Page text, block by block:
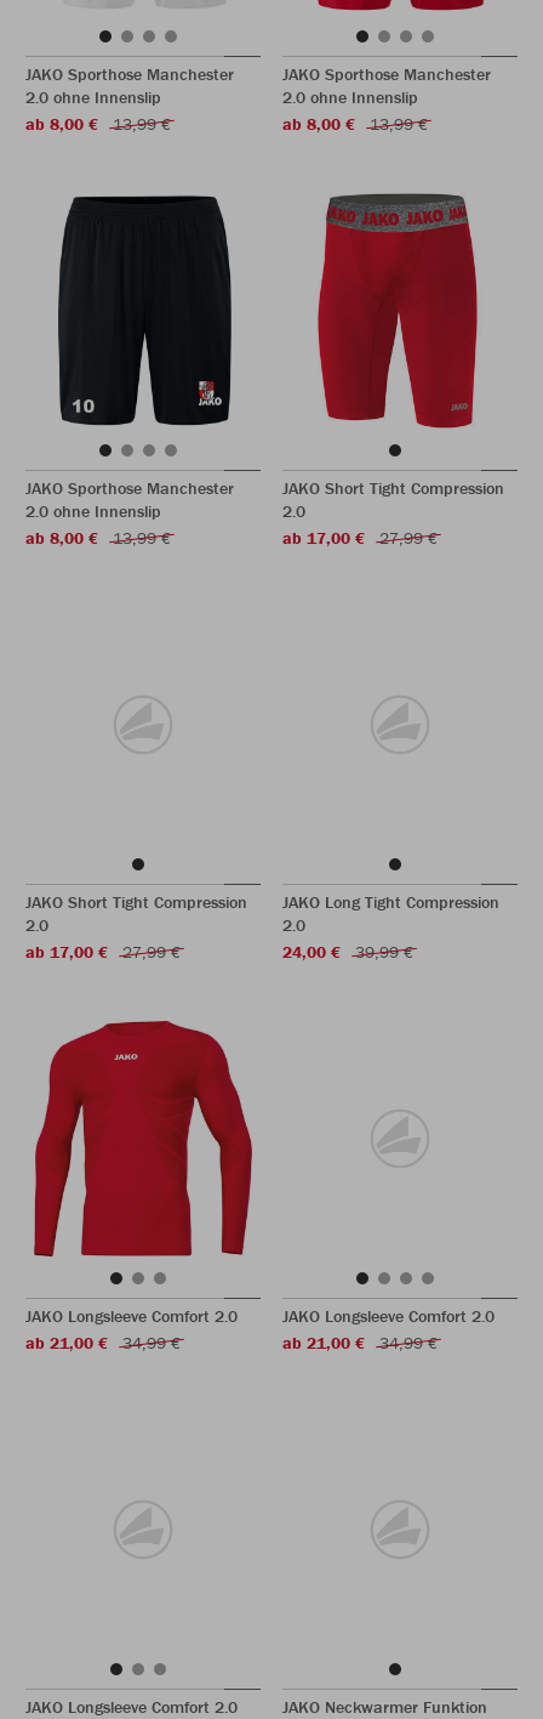
JAKO Sporthose Manchester
2.0 ohne Innenslip
ab 8,00 €
13,99 €
JAKO Sporthose Manchester
2.0 ohne Innenslip
ab 8,00 €
13,99 €
JAKO Sporthose Manchester
2.0 ohne Innenslip
ab 8,00 €
13,99 €
JAKO Short Tight Compression
2.0
ab 17,00 €
27,99 €
JAKO Short Tight Compression
2.0
ab 17,00 €
27,99 €
JAKO Long Tight Compression
2.0
24,00 €
39,99 €
JAKO Longsleeve Comfort 2.0
ab 21,00 €
34,99 €
JAKO Longsleeve Comfort 2.0
ab 21,00 €
34,99 €
JAKO Longsleeve Comfort 2.0
JAKO Neckwarmer Funktion